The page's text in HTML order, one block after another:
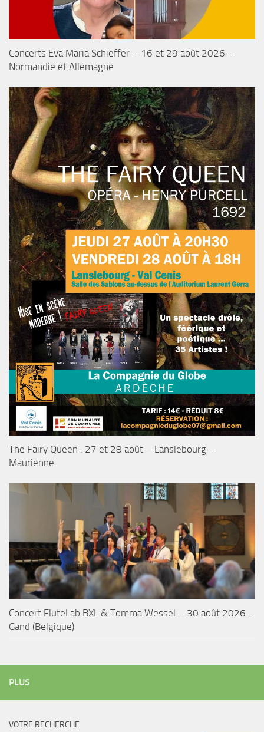
Concerts Eva Maria Schieffer – 16 et 29 août 2026 –
Normandie et Allemagne
The Fairy Queen : 27 et 28 août – Lanslebourg –
Maurienne
Concert FluteLab BXL & Tomma Wessel – 30 août 2026 –
Gand (Belgique)
PLUS
VOTRE RECHERCHE